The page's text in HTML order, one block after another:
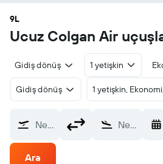
9L
Ucuz Colgan Air
Gidiş dönüş 1 yetişkin
Gidiş dönüş 1 yetişkin,
Nereden? Nereye?
Ara